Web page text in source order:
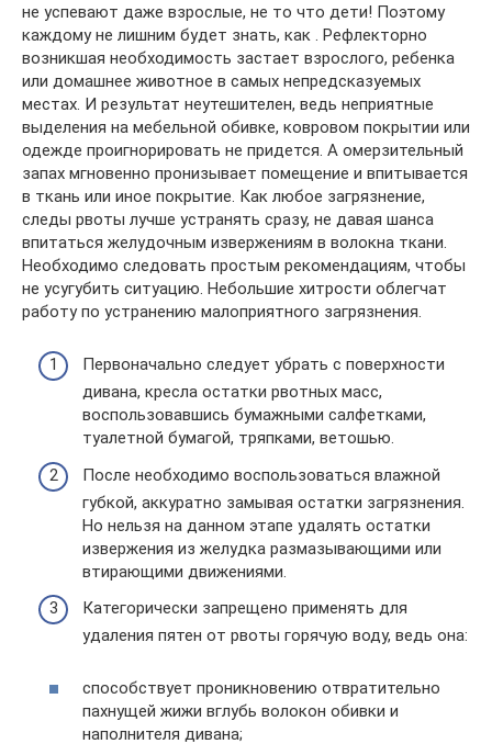
не успевают даже взрослые, не то что дети! Поэтому
каждому не лишним будет знать, как . Рефлекторно
возникшая необходимость застает взрослого, ребенка
или домашнее животное в самых непредсказуемых
местах. И результат неутешителен, ведь неприятные
выделения на мебельной обивке, ковровом покрытии или
одежде проигнорировать не придется. А омерзительный
запах мгновенно пронизывает помещение и впитывается
в ткань или иное покрытие. Как любое загрязнение,
следы рвоты лучше устранять сразу, не давая шанса
впитаться желудочным извержениям в волокна ткани.
Необходимо следовать простым рекомендациям, чтобы
не усугубить ситуацию. Небольшие хитрости облегчат
работу по устранению малоприятного загрязнения.
Первоначально следует убрать с поверхности
дивана, кресла остатки рвотных масс,
воспользовавшись бумажными салфетками,
туалетной бумагой, тряпками, ветошью.
После необходимо воспользоваться влажной
губкой, аккуратно замывая остатки загрязнения.
Но нельзя на данном этапе удалять остатки
извержения из желудка размазывающими или
втирающими движениями.
Категорически запрещено применять для
удаления пятен от рвоты горячую воду, ведь она:
способствует проникновению отвратительно
пахнущей жижи вглубь волокон обивки и
наполнителя дивана;